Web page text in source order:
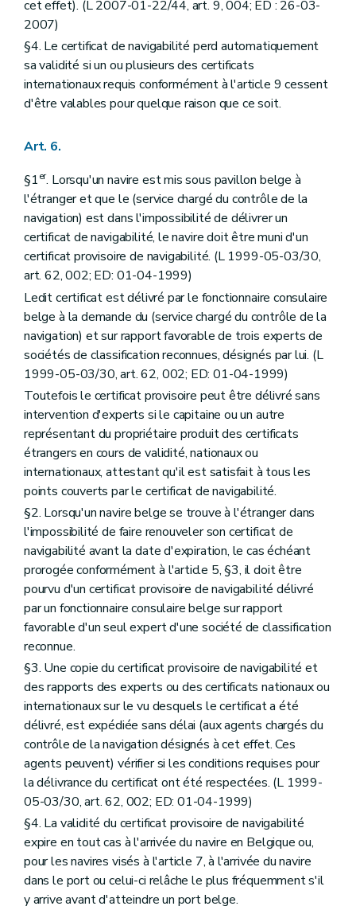
cet effet). (L 2007-01-22/44, art. 9, 004; ED : 26-03-
2007)
§4. Le certificat de navigabilité perd automatiquement
sa validité si un ou plusieurs des certificats
internationaux requis conformément à l'article 9 cessent
d'être valables pour quelque raison que ce soit.
Art. 6.
§1er. Lorsqu'un navire est mis sous pavillon belge à
l'étranger et que le (service chargé du contrôle de la
navigation) est dans l'impossibilité de délivrer un
certificat de navigabilité, le navire doit être muni d'un
certificat provisoire de navigabilité. (L 1999-05-03/30,
art. 62, 002; ED: 01-04-1999)
Ledit certificat est délivré par le fonctionnaire consulaire
belge à la demande du (service chargé du contrôle de la
navigation) et sur rapport favorable de trois experts de
sociétés de classification reconnues, désignés par lui. (L
1999-05-03/30, art. 62, 002; ED: 01-04-1999)
Toutefois le certificat provisoire peut être délivré sans
intervention d'experts si le capitaine ou un autre
représentant du propriétaire produit des certificats
étrangers en cours de validité, nationaux ou
internationaux, attestant qu'il est satisfait à tous les
points couverts par le certificat de navigabilité.
§2. Lorsqu'un navire belge se trouve à l'étranger dans
l'impossibilité de faire renouveler son certificat de
navigabilité avant la date d'expiration, le cas échéant
prorogée conformément à l'article 5, §3, il doit être
pourvu d'un certificat provisoire de navigabilité délivré
par un fonctionnaire consulaire belge sur rapport
favorable d'un seul expert d'une société de classification
reconnue.
§3. Une copie du certificat provisoire de navigabilité et
des rapports des experts ou des certificats nationaux ou
internationaux sur le vu desquels le certificat a été
délivré, est expédiée sans délai (aux agents chargés du
contrôle de la navigation désignés à cet effet. Ces
agents peuvent) vérifier si les conditions requises pour
la délivrance du certificat ont été respectées. (L 1999-
05-03/30, art. 62, 002; ED: 01-04-1999)
§4. La validité du certificat provisoire de navigabilité
expire en tout cas à l'arrivée du navire en Belgique ou,
pour les navires visés à l'article 7, à l'arrivée du navire
dans le port ou celui-ci relâche le plus fréquemment s'il
y arrive avant d'atteindre un port belge.